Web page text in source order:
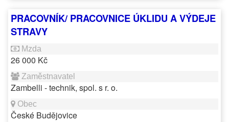
PRACOVNÍK/ PRACOVNICE ÚKLIDU A VÝDEJE
STRAVY
26 000 Kč
Zambelli - technik, spol. s r. o.
České Budějovice